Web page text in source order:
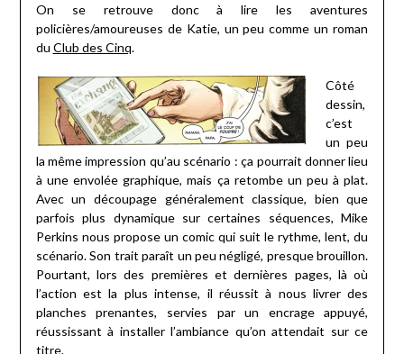
On se retrouve donc à lire les aventures
policières/amoureuses de Katie, un peu comme un roman
du Club des Cinq.
Côté
dessin,
c’est
un peu
la même impression qu’au scénario : ça pourrait donner lieu
à une envolée graphique, mais ça retombe un peu à plat.
Avec un découpage généralement classique, bien que
parfois plus dynamique sur certaines séquences, Mike
Perkins nous propose un comic qui suit le rythme, lent, du
scénario. Son trait paraît un peu négligé, presque brouillon.
Pourtant, lors des premières et dernières pages, là où
l’action est la plus intense, il réussit à nous livrer des
planches prenantes, servies par un encrage appuyé,
réussissant à installer l’ambiance qu’on attendait sur ce
titre.